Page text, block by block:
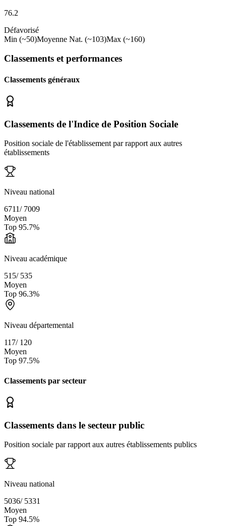
76.2
Défavorisé
Min (~50)Moyenne Nat. (~103)Max (~160)
Classements et performances
Classements généraux
Classements de l'Indice de Position Sociale
Position sociale de l'établissement par rapport aux autres
établissements
Niveau national
6711/ 7009
Moyen
Top 95.7%
Niveau académique
515/ 535
Moyen
Top 96.3%
Niveau départemental
117/ 120
Moyen
Top 97.5%
Classements par secteur
Classements dans le secteur public
Position sociale par rapport aux autres établissements publics
Niveau national
5036/ 5331
Moyen
Top 94.5%